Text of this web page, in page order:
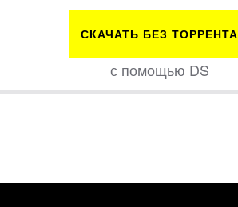
СКАЧАТЬ БЕЗ ТОРРЕНТА
с помощью DS